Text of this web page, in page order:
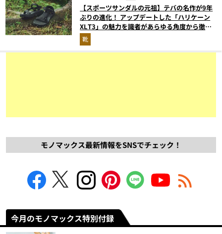
【スポーツサンダルの元祖】テバの名作が9年
ぶりの進化！ アップデートした「ハリケーン
XLT3」の魅力を識者があらゆる角度から徹底
解説！
靴
モノマックス最新情報をSNSでチェック！
今月のモノマックス特別付録